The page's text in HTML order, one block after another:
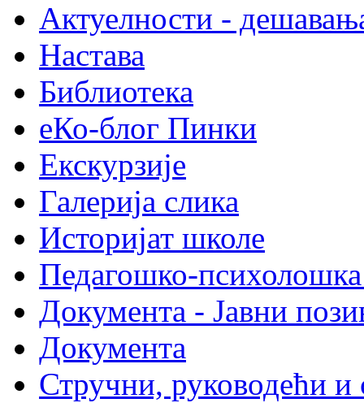
Актуелности -
Настава
Библиотека
еКо-блог Пинки
Екскурзије
Галерија слика
Историјат школе
Педагошко-психолошка
Документа - Јавни
Документа
Стручни, руководећи и